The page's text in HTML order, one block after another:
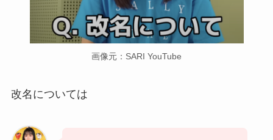
画像元：SARI YouTube
改名については